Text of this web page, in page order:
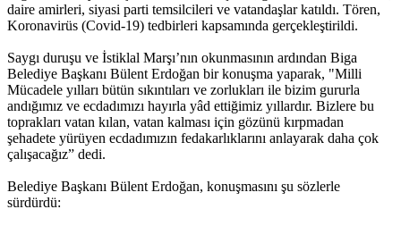
daire amirleri, siyasi parti temsilcileri ve vatandaşlar katıldı. Tören,
Koronavirüs (Covid-19) tedbirleri kapsamında gerçekleştirildi.
Saygı duruşu ve İstiklal Marşı’nın okunmasının ardından Biga
Belediye Başkanı Bülent Erdoğan bir konuşma yaparak, "Milli
Mücadele yılları bütün sıkıntıları ve zorlukları ile bizim gururla
andığımız ve ecdadımızı hayırla yâd ettiğimiz yıllardır. Bizlere bu
toprakları vatan kılan, vatan kalması için gözünü kırpmadan
şehadete yürüyen ecdadımızın fedakarlıklarını anlayarak daha çok
çalışacağız” dedi.
Belediye Başkanı Bülent Erdoğan, konuşmasını şu sözlerle
sürdürdü: